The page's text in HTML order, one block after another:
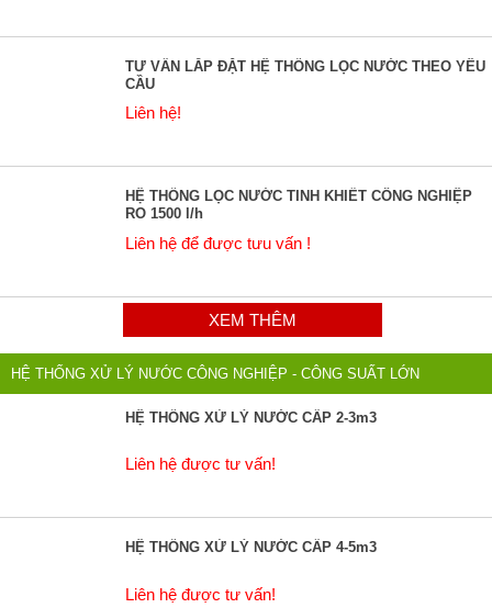
TƯ VẤN LẮP ĐẶT HỆ THỐNG LỌC NƯỚC THEO YÊU
CẦU
Liên hệ!
HỆ THỐNG LỌC NƯỚC TINH KHIẾT CÔNG NGHIỆP
RO 1500 l/h
Liên hệ để được tưu vấn !
XEM THÊM
HỆ THỐNG XỬ LÝ NƯỚC CÔNG NGHIỆP - CÔNG SUẤT LỚN
HỆ THỐNG XỬ LÝ NƯỚC CẤP 2-3m3
Liên hệ được tư vấn!
HỆ THỐNG XỬ LÝ NƯỚC CẤP 4-5m3
Liên hệ được tư vấn!